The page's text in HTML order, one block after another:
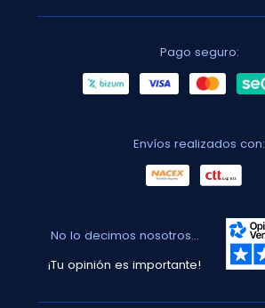
Pago seguro:
Envíos realizados con:
No lo decimos nosotros...
¡Tu opinión es importante!